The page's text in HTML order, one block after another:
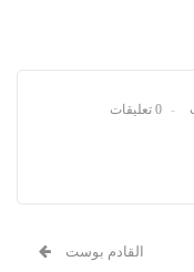
0 تعليقات
القادم بوست